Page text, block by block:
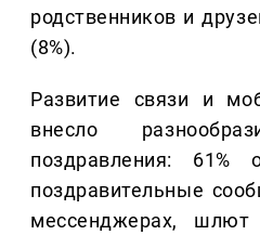
родственников и
(8%).
Развитие связи и
внесло
поздравления: 61%
поздравительные
мессенджерах,